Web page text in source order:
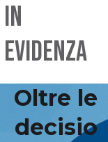
IN
EVIDENZA
Oltre le
decisio